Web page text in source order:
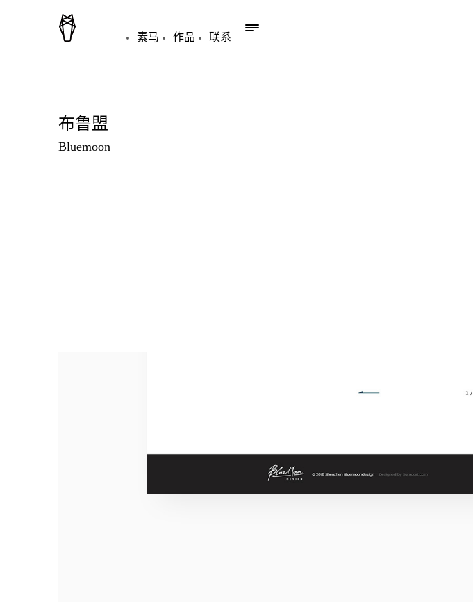
素马 作品 联系
布鲁盟
Bluemoon